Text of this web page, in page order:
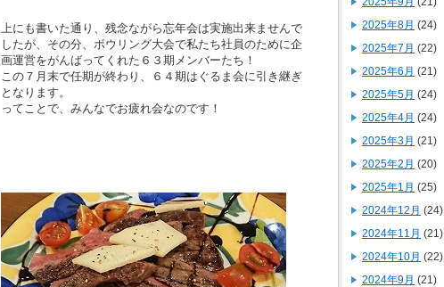
上にも書いた通り、残念ながら忘年会は実施出来ませんで
したが、その分、ボウリング大会で私たち社員のために企
画運営をがんばってくれた６３期メンバーたち！
この７月末で任期が終わり、６４期はぐるま会に引き継ぎ
となります。
ってことで、みんなでお疲れ会なのです！
2025年8月 (24)
2025年7月 (22)
2025年6月 (21)
2025年5月 (24)
2025年4月 (24)
2025年3月 (21)
2025年2月 (20)
2025年1月 (25)
2024年12月 (24)
2024年11月 (21)
2024年10月 (22)
2024年9月 (21)